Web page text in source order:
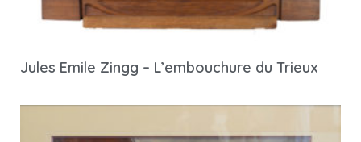
Jules Emile Zingg – L’embouchure du Trieux